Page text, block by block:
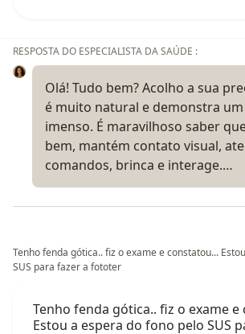
RESPOSTA DO ESPECIALISTA DA SAÚDE :
Olá! Tudo bem? Acolho a sua
é muito natural e demonstra
imenso. É maravilhoso saber
bem, mantém contato visual,
comandos, brinca e interage.…
Tenho fenda gótica.. fiz o exame e constatou...
SUS para fazer a fototer
Tenho fenda gótica.. fiz o exame e
Estou a espera do fono pelo SUS